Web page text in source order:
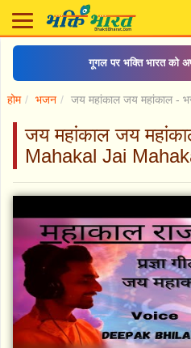
गूगल पर भक्ति भारत को
होम भजन जय महांकाल जय महांकाल -
जय महांकाल जय
Mahakal Jai